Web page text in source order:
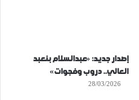
إصدار جديد: «عبدالسلام بنعبد
العالي.. دروب وفجوات»
28/03/2026